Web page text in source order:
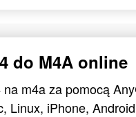
do M4A online
m4a za pomocą
Linux, iPhone,